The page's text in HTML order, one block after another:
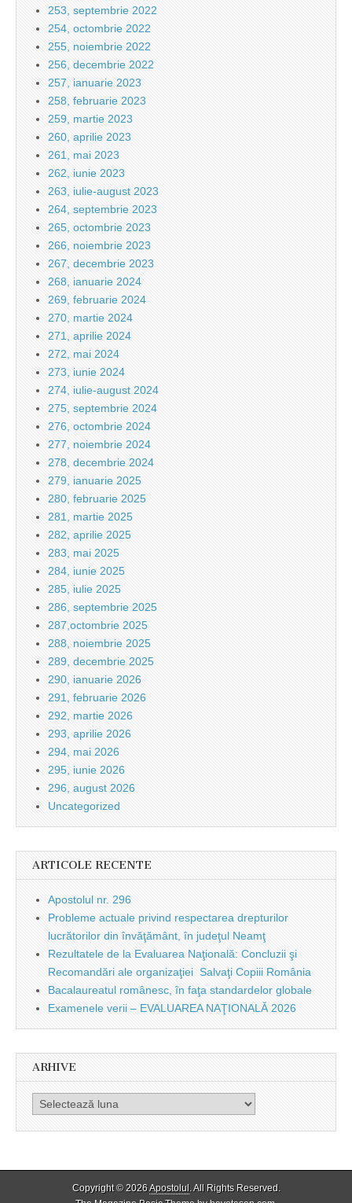
253, septembrie 2022
254, octombrie 2022
255, noiembrie 2022
256, decembrie 2022
257, ianuarie 2023
258, februarie 2023
259, martie 2023
260, aprilie 2023
261, mai 2023
262, iunie 2023
263, iulie-august 2023
264, septembrie 2023
265, octombrie 2023
266, noiembrie 2023
267, decembrie 2023
268, ianuarie 2024
269, februarie 2024
270, martie 2024
271, aprilie 2024
272, mai 2024
273, iunie 2024
274, iulie-august 2024
275, septembrie 2024
276, octombrie 2024
277, noiembrie 2024
278, decembrie 2024
279, ianuarie 2025
280, februarie 2025
281, martie 2025
282, aprilie 2025
283, mai 2025
284, iunie 2025
285, iulie 2025
286, septembrie 2025
287,octombrie 2025
288, noiembrie 2025
289, decembrie 2025
290, ianuarie 2026
291, februarie 2026
292, martie 2026
293, aprilie 2026
294, mai 2026
295, iunie 2026
296, august 2026
Uncategorized
ARTICOLE RECENTE
Apostolul nr. 296
Probleme actuale privind respectarea drepturilor
lucrătorilor din învăţământ, în judeţul Neamţ
Rezultatele de la Evaluarea Naţională: Concluzii şi
Recomandări ale organizaţiei Salvaţi Copiii România
Bacalaureatul românesc, în faţa standardelor globale
Examenele verii – EVALUAREA NAŢIONALĂ 2026
ARHIVE
Arhive
Copyright © 2026Apostolul. All Rights Reserved.